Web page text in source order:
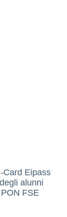
Card Eipass
alunni
FSE